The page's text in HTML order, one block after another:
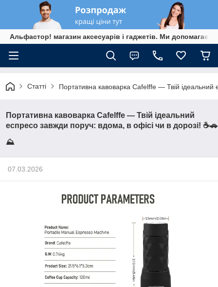
Альфастор! магазин аксесуарів і гаджетів. Ми
Статті Портативна кавоварка Cafelffe — Твій
Портативна кавоварка Cafelffe — Твій ідеальний
еспресо завжди поруч: вдома, в офісі чи в дорозі! ☕🚗
⛰️
07.03.2026